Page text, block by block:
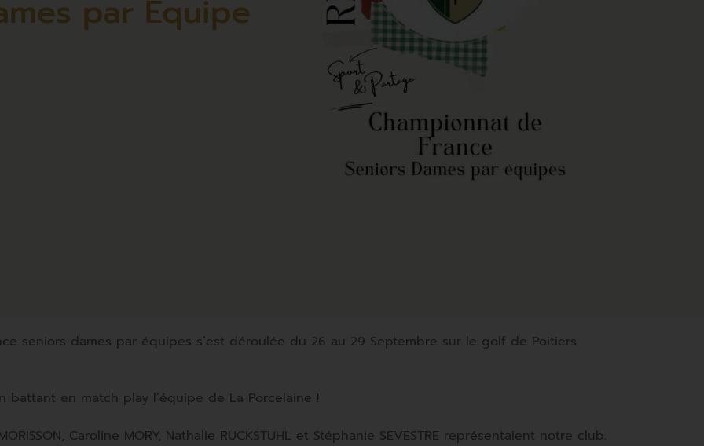
par Equipe
seniors dames par équipes s’est déroulée du 26 au 29 Septembre sur le golf de Poitiers
battant en match play l’équipe de La Porcelaine !
Caroline MORY, Nathalie RUCKSTUHL et Stéphanie SEVESTRE représentaient notre club.